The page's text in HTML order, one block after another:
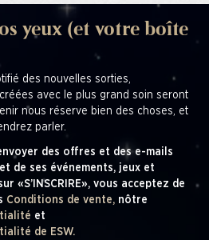
yeux (et votre boîte
des nouvelles sorties,
avec le plus grand soin seront
nous réserve bien des choses, et
parler.
des offres et des e-mails
de ses événements, jeux et
«S’INSCRIRE», vous acceptez de
Conditions de vente, nôtre
et
de ESW.